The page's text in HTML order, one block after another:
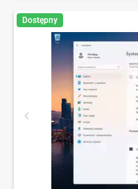
Dostępny